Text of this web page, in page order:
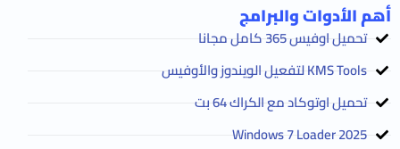
أهم الأدوات والبرامج
تحميل اوفيس 365 كامل مجانا
KMS Tools لتفعيل الويندوز والأوفيس
تحميل اوتوكاد مع الكراك 64 بت
2025 Windows 7 Loader